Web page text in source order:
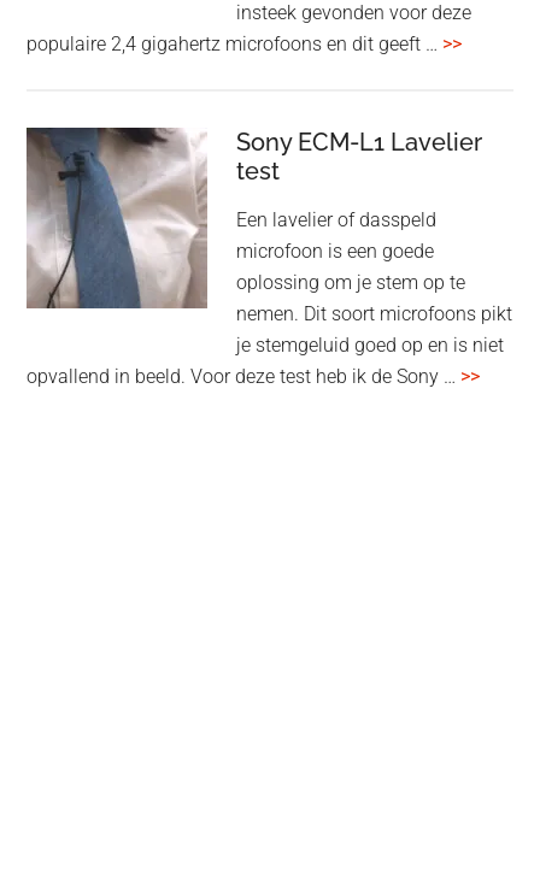
insteek gevonden voor deze
populaire 2,4 gigahertz microfoons en dit geeft … >>
review
Sony ECM-L1 Lavelier
test
Een lavelier of dasspeld
microfoon is een goede
oplossing om je stem op te
nemen. Dit soort microfoons pikt
je stemgeluid goed op en is niet
opvallend in beeld. Voor deze test heb ik de Sony … >>